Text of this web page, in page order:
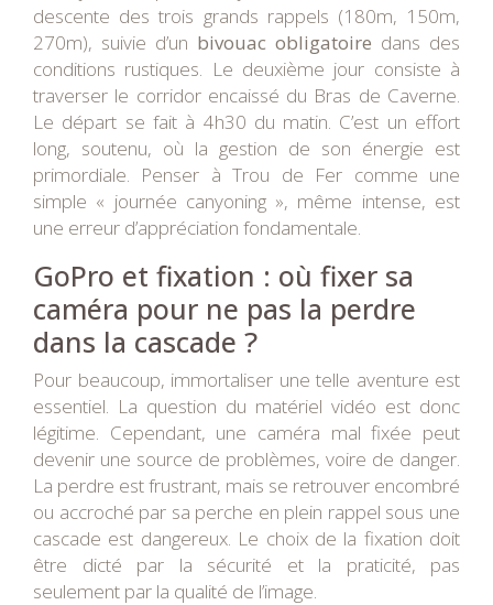
descente des trois grands rappels (180m, 150m,
270m), suivie d’un bivouac obligatoire dans des
conditions rustiques. Le deuxième jour consiste à
traverser le corridor encaissé du Bras de Caverne.
Le départ se fait à 4h30 du matin. C’est un effort
long, soutenu, où la gestion de son énergie est
primordiale. Penser à Trou de Fer comme une
simple « journée canyoning », même intense, est
une erreur d’appréciation fondamentale.
GoPro et fixation : où fixer sa
caméra pour ne pas la perdre
dans la cascade ?
Pour beaucoup, immortaliser une telle aventure est
essentiel. La question du matériel vidéo est donc
légitime. Cependant, une caméra mal fixée peut
devenir une source de problèmes, voire de danger.
La perdre est frustrant, mais se retrouver encombré
ou accroché par sa perche en plein rappel sous une
cascade est dangereux. Le choix de la fixation doit
être dicté par la sécurité et la praticité, pas
seulement par la qualité de l’image.